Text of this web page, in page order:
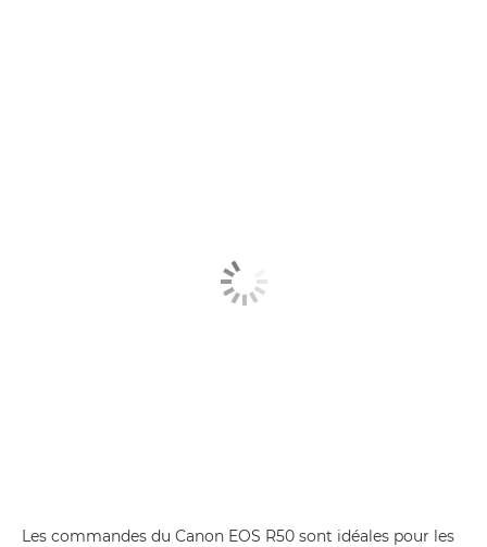
Les commandes du Canon EOS R50 sont idéales pour les